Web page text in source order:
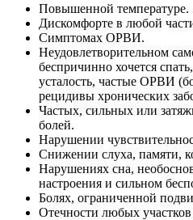
Повышенной температуре.
Дискомфорте в любой
Симптомах ОРВИ.
Неудовлетворительном
беспричинно хочется
усталость, частые ОРВИ
рецидивы хронических
Частых, сильных или
болей.
Нарушении
Снижении слуха, памяти,
Нарушениях сна,
настроения и сильном
Болях, ограниченной
Отечности любых участков